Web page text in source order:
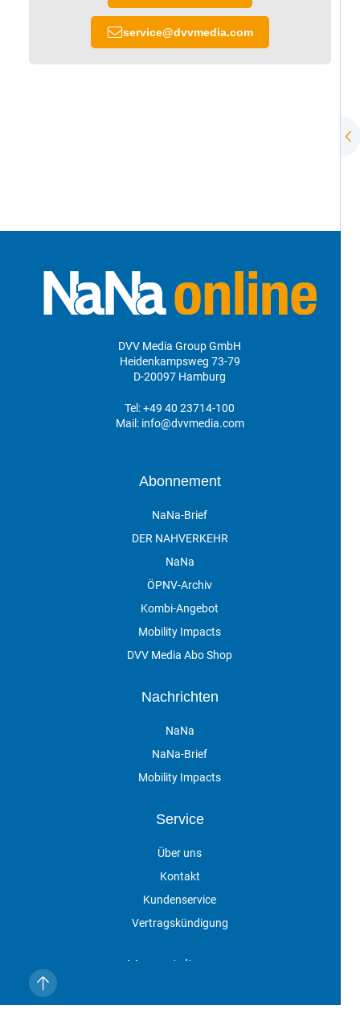
service@dvvmedia.com
DVV Media Group GmbH
Heidenkampsweg 73-79
D-20097 Hamburg
Tel:+49 40 23714-100
Mail: info@dvvmedia.com
Abonnement
NaNa-Brief
DER NAHVERKEHR
NaNa
ÖPNV-Archiv
Kombi-Angebot
Mobility Impacts
DVV Media Abo Shop
Nachrichten
NaNa
NaNa-Brief
Mobility Impacts
Service
Über uns
Kontakt
Kundenservice
Vertragskündigung
Veranstaltungen